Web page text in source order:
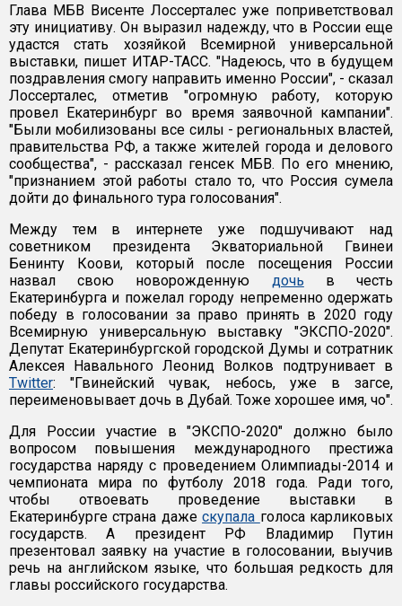
Глава МБВ Висенте Лоссерталес уже поприветствовал
эту инициативу. Он выразил надежду, что в России еще
удастся стать хозяйкой Всемирной универсальной
выставки, пишет ИТАР-ТАСС. "Надеюсь, что в будущем
поздравления смогу направить именно России", - сказал
Лоссерталес, отметив "огромную работу, которую
провел Екатеринбург во время заявочной кампании".
"Были мобилизованы все силы - региональных властей,
правительства РФ, а также жителей города и делового
сообщества", - рассказал генсек МБВ. По его мнению,
"признанием этой работы стало то, что Россия сумела
дойти до финального тура голосования".
Между тем в интернете уже подшучивают над
советником президента Экваториальной Гвинеи
Бенинту Коови, который после посещения России
назвал свою новорожденную дочь в честь
Екатеринбурга и пожелал городу непременно одержать
победу в голосовании за право принять в 2020 году
Всемирную универсальную выставку "ЭКСПО-2020".
Депутат Екатеринбургской городской Думы и сотратник
Алексея Навального Леонид Волков подтрунивает в
Twitter: "Гвинейский чувак, небось, уже в загсе,
переименовывает дочь в Дубай. Тоже хорошее имя, чо".
Для России участие в "ЭКСПО-2020" должно было
вопросом повышения международного престижа
государства наряду с проведением Олимпиады-2014 и
чемпионата мира по футболу 2018 года. Ради того,
чтобы отвоевать проведение выставки в
Екатеринбурге страна дажескупала голоса карликовых
государств. А президент РФ Владимир Путин
презентовал заявку на участие в голосовании, выучив
речь на английском языке, что большая редкость для
главы российского государства.